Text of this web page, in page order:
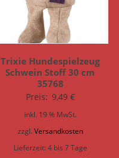
Trixie Hundespielzeug
Schwein Stoff 30 cm
35768
Preis: 9,49 €
inkl. 19 % MwSt.
zzgl. Versandkosten
Lieferzeit:4 bis 7 Tage